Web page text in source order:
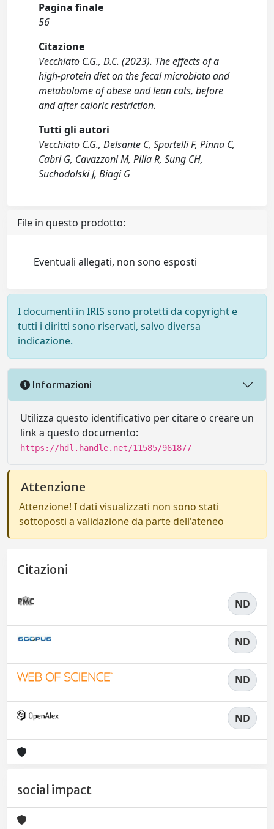
Pagina finale
56
Citazione
Vecchiato C.G., D.C. (2023). The effects of a
high-protein diet on the fecal microbiota and
metabolome of obese and lean cats, before
and after caloric restriction.
Tutti gli autori
Vecchiato C.G., Delsante C, Sportelli F, Pinna C,
Cabri G, Cavazzoni M, Pilla R, Sung CH,
Suchodolski J, Biagi G
File in questo prodotto:
Eventuali allegati, non sono esposti
I documenti in IRIS sono protetti da copyright e
tutti i diritti sono riservati, salvo diversa
indicazione.
Informazioni
Utilizza questo identificativo per citare o creare un
link a questo documento:
https://hdl.handle.net/11585/961877
Attenzione
Attenzione! I dati visualizzati non sono stati
sottoposti a validazione da parte dell'ateneo
Citazioni
ND
ND
ND
ND
social impact